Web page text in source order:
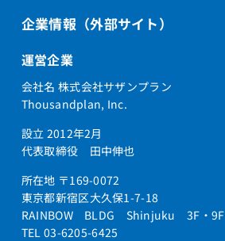
企業情報（外部サイト）
運営企業
会社名 株式会社サザンプラン
Thousandplan, Inc.
設立 2012年2月
代表取締役 田中伸也
所在地 〒169-0072
東京都新宿区大久保1-7-18
RAINBOW BLDG Shinjuku 3F・9F
TEL 03-6205-6425